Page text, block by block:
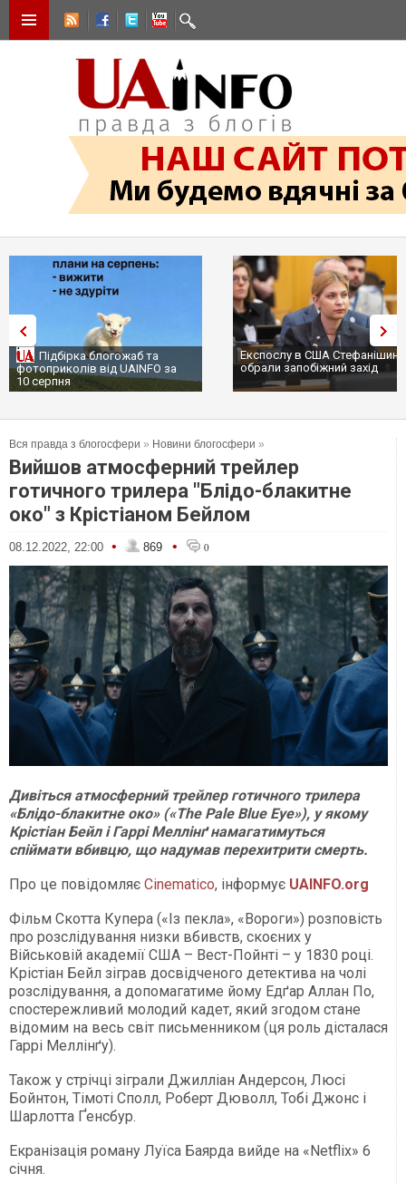
Підбірка блогожаб та
фотоприколів від UAINFO за
10 серпня
Експослу в США
обрали запобіжний захід
Вся правда з блогосфери » Новини блогосфери »
Вийшов атмосферний трейлер
готичного трилера "Блідо-блакитне
око" з Крістіаном Бейлом
08.12.2022, 22:00 • 869 • 0
Дивіться атмосферний трейлер готичного трилера
«Блідо-блакитне око» («The Pale Blue Eye»), у якому
Крістіан Бейл і Гаррі Меллінґ намагатимуться
спіймати вбивцю, що надумав перехитрити смерть.
Про це повідомляє Cinematico, інформує UAINFO.org
Фільм Скотта Купера («Із пекла», «Вороги») розповість
про розслідування низки вбивств, скоєних у
Військовій академії США – Вест-Пойнті – у 1830 році.
Крістіан Бейл зіграв досвідченого детектива на чолі
розслідування, а допомагатиме йому Едґар Аллан По,
спостережливий молодий кадет, який згодом стане
відомим на весь світ письменником (ця роль дісталася
Гаррі Меллінґу).
Також у стрічці зіграли Джилліан Андерсон, Люсі
Бойнтон, Тімоті Сполл, Роберт Дюволл, Тобі Джонс і
Шарлотта Ґенсбур.
Екранізація роману Луїса Баярда вийде на «Netflix» 6
січня.